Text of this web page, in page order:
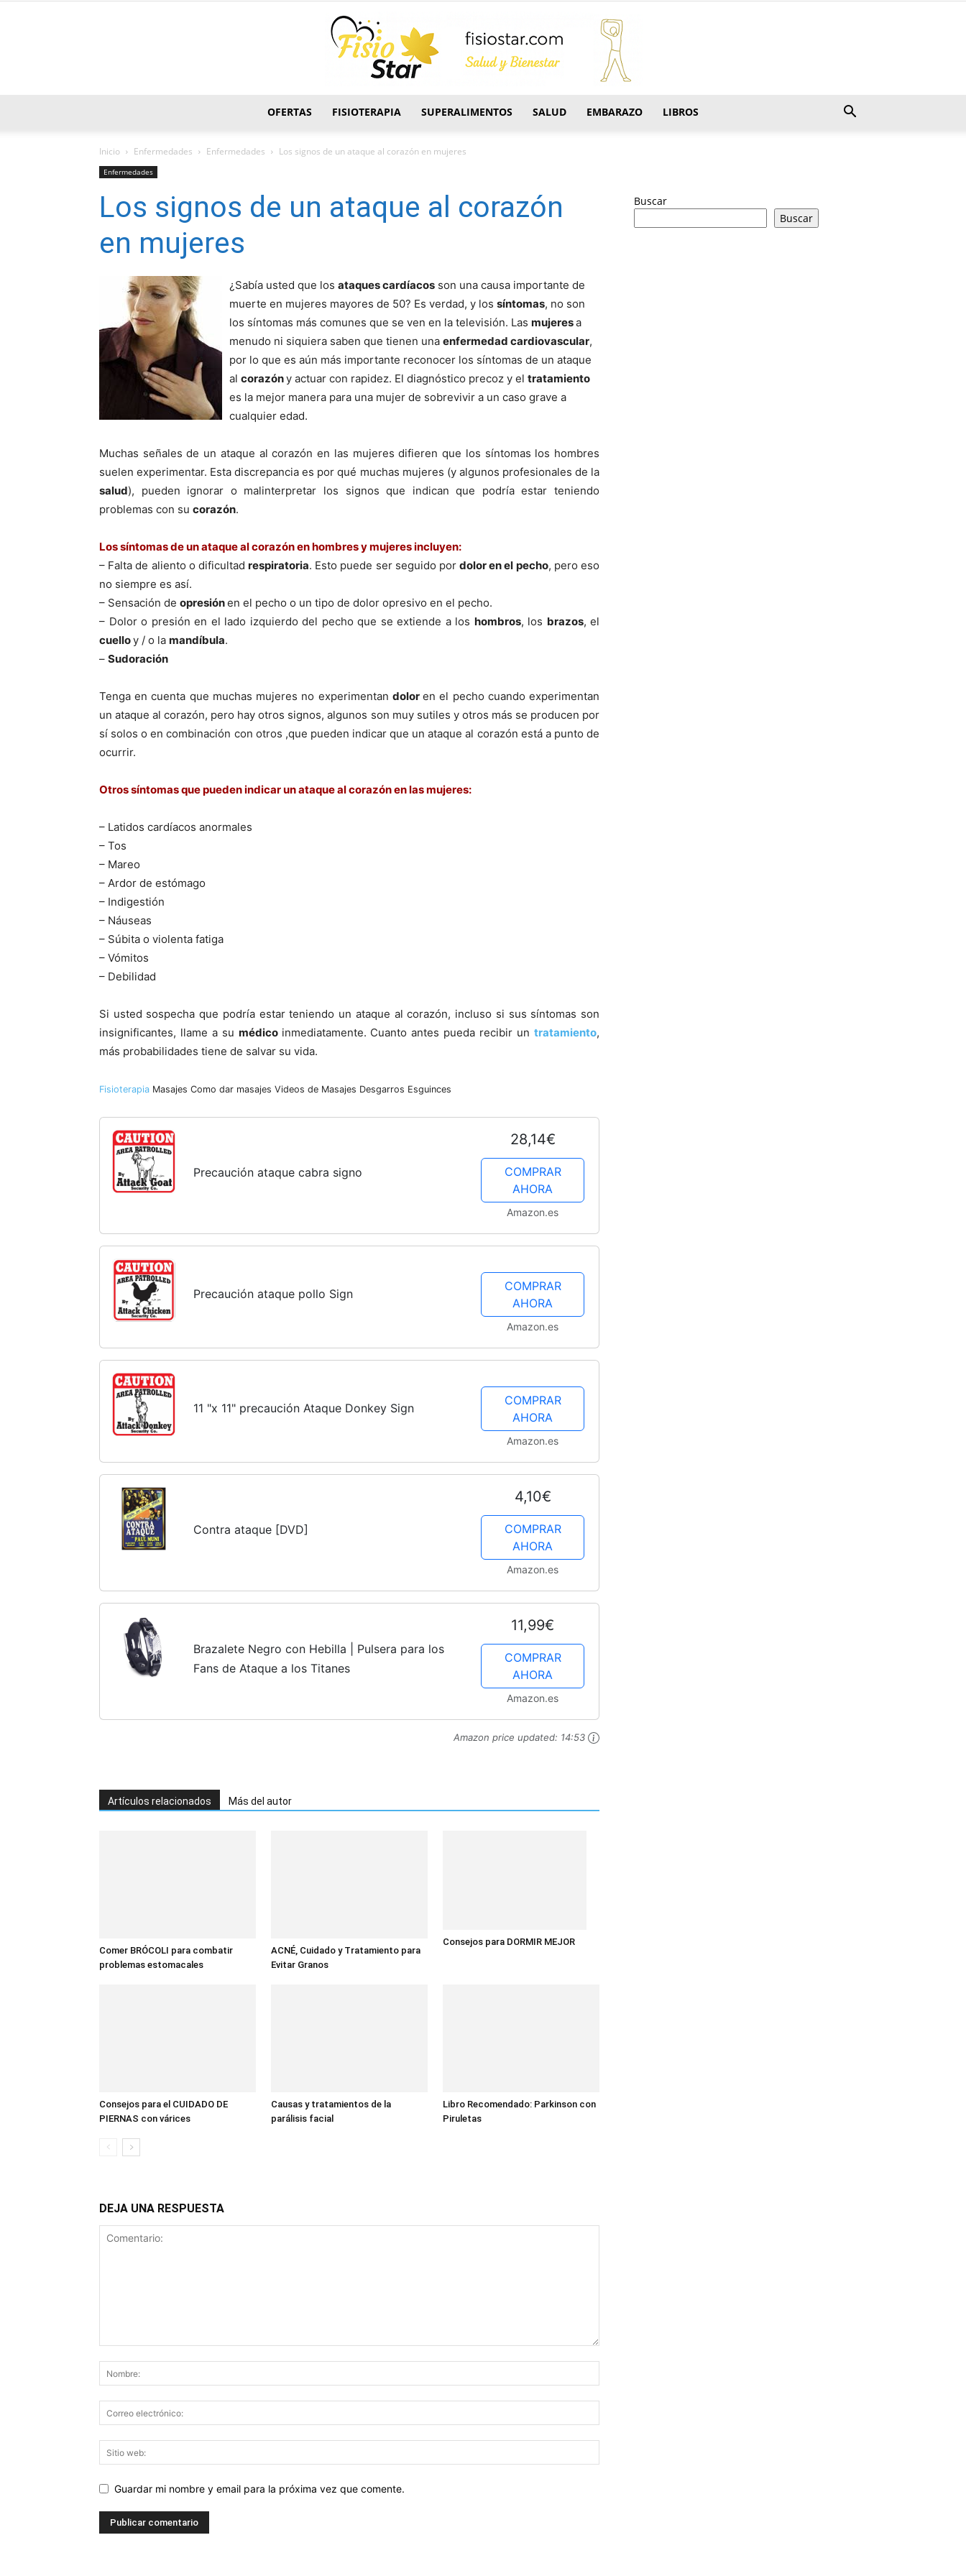
OFERTAS FISIOTERAPIA SUPERALIMENTOS SALUD EMBARAZO LIBROS
Inicio Enfermedades Enfermedades Los signos de un ataque al corazón en mujeres
Enfermedades
Los signos de un ataque al corazón
en mujeres
¿Sabí­a usted que los ataques cardí­acos son una causa importante de
muerte en mujeres mayores de 50? Es verdad, y los sí­ntomas, no son
los sí­ntomas más comunes que se ven en la televisión. Las mujeresa
menudo ni siquiera saben que tienen una enfermedad cardiovascular,
por lo que es aún más importante reconocer los sí­ntomas de un ataque
al corazóny actuar con rapidez. El diagnóstico precoz y el tratamiento
es la mejor manera para una mujer de sobrevivir a un caso grave a
cualquier edad.
Muchas señales de un ataque al corazón en las mujeres difieren que los sí­ntomas los hombres
suelen experimentar. Esta discrepancia es por qué muchas mujeres (y algunos profesionales de la
salud), pueden ignorar o malinterpretar los signos que indican que podrí­a estar teniendo
problemas con su corazón.
Los sí­ntomas de un ataque al corazón en hombres y mujeres incluyen:
– Falta de aliento o dificultadrespiratoria. Esto puede ser seguido pordolor en el pecho, pero eso
no siempre es así­.
– Sensación de opresiónen el pecho o un tipo de dolor opresivo en el pecho.
– Dolor o presión en el lado izquierdo del pecho que se extiende a los hombros, los brazos, el
cuelloy / o la mandí­bula.
– Sudoración
Tenga en cuenta que muchas mujeres no experimentan doloren el pecho cuando experimentan
un ataque al corazón, pero hay otros signos, algunos son muy sutiles y otros más se producen por
sí­ solos o en combinación con otros ,que pueden indicar que un ataque al corazón está a punto de
ocurrir.
Otros sí­ntomas que pueden indicar un ataque al corazón en las mujeres:
– Latidos cardí­acos anormales
– Tos
– Mareo
– Ardor de estómago
– Indigestión
– Náuseas
– Súbita o violenta fatiga
– Vómitos
– Debilidad
Si usted sospecha que podrí­a estar teniendo un ataque al corazón, incluso si sus sí­ntomas son
insignificantes, llame a su médico inmediatamente. Cuanto antes pueda recibir untratamiento,
más probabilidades tiene de salvar su vida.
Fisioterapia Masajes Como dar masajes Videos de Masajes Desgarros Esguinces
Precaución ataque cabra signo
28,14€
COMPRAR
AHORA
Amazon.es
Precaución ataque pollo Sign
COMPRAR
AHORA
Amazon.es
11 "x 11" precaución Ataque Donkey Sign
COMPRAR
AHORA
Amazon.es
Contra ataque [DVD]
4,10€
COMPRAR
AHORA
Amazon.es
Brazalete Negro con Hebilla | Pulsera para los
Fans de Ataque a los Titanes
11,99€
COMPRAR
AHORA
Amazon.es
Amazon price updated: 14:53
Artículos relacionados Más del autor
Comer BRÓCOLI para combatir
problemas estomacales
ACNÉ, Cuidado y Tratamiento para
Evitar Granos
Consejos para DORMIR MEJOR
Consejos para el CUIDADO DE
PIERNAS con várices
Causas y tratamientos de la
parálisis facial
Libro Recomendado: Parkinson con
Piruletas
DEJA UNA RESPUESTA
Guardar mi nombre y email para la próxima vez que comente.
Buscar
Buscar